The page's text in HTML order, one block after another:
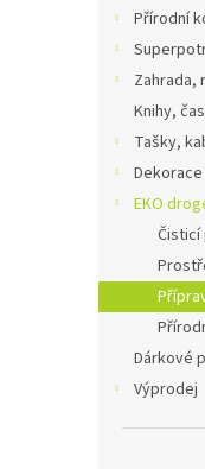
Přírodní
Zahrada,
Knihy,
Tašky,
Dekorace
EKO
Dárkové
Výprodej